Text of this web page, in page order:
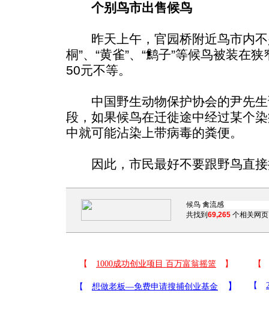
个别鸟市出售候鸟
昨天上午，官园桥附近鸟市内不
桐”、“黄雀”、“鹪子”等候鸟被装在
50元不等。
中国野生动物保护协会的尹先生
段，如果候鸟在迁徙途中经过某个
中就可能沾染上带病毒的粪便。
因此，市民最好不要跟野鸟直接
共找到 69,265 个相关网